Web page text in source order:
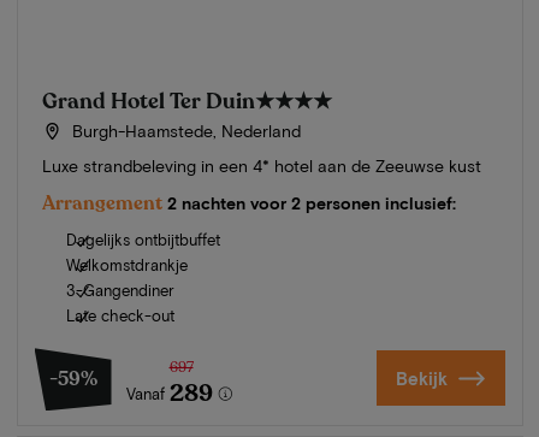
Grand Hotel Ter Duin★★★★
Burgh-Haamstede, Nederland
Luxe strandbeleving in een 4* hotel aan de Zeeuwse kust
Arrangement 2 nachten voor 2 personen inclusief:
Dagelijks ontbijtbuffet
Welkomstdrankje
3-Gangendiner
Late check-out
-59%
Vanaf
697
289 Bekijk